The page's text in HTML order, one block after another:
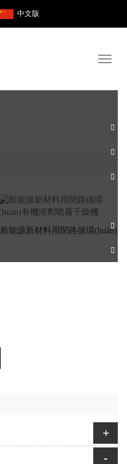
中文版
新能源新材料用閉路循環(huán)
+
-